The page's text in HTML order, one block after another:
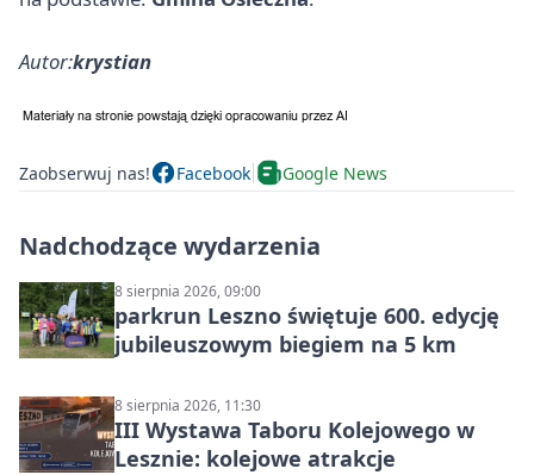
Autor:krystian
Zaobserwuj nas! Facebook Google News
Nadchodzące wydarzenia
8 sierpnia 2026, 09:00
parkrun Leszno świętuje 600. edycję
jubileuszowym biegiem na 5 km
8 sierpnia 2026, 11:30
III Wystawa Taboru Kolejowego w
Lesznie: kolejowe atrakcje